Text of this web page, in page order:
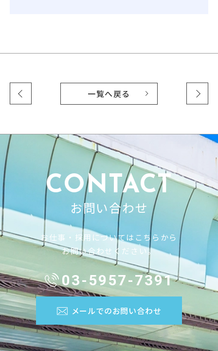
一覧へ戻る
お問い合わせ
CONTACT
お仕事・採用についてはこちらから
お問い合わせください。
03-5957-7391
メールでのお問い合わせ